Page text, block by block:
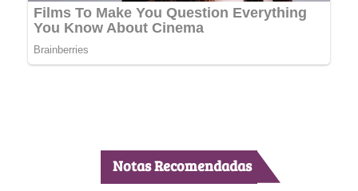
Notas Recomendadas